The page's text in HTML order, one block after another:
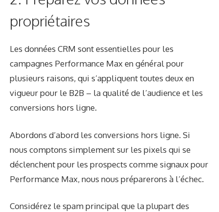
propriétaires
Les données CRM sont essentielles pour les
campagnes Performance Max en général pour
plusieurs raisons, qui s’appliquent toutes deux en
vigueur pour le B2B – la qualité de l’audience et les
conversions hors ligne.
Abordons d’abord les conversions hors ligne. Si
nous comptons simplement sur les pixels qui se
déclenchent pour les prospects comme signaux pour
Performance Max, nous nous préparerons à l’échec.
Considérez le spam principal que la plupart des